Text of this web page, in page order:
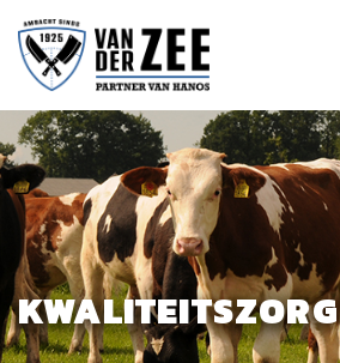
Ambachtelijke Slager van der Zee
KWALITEITSZORG